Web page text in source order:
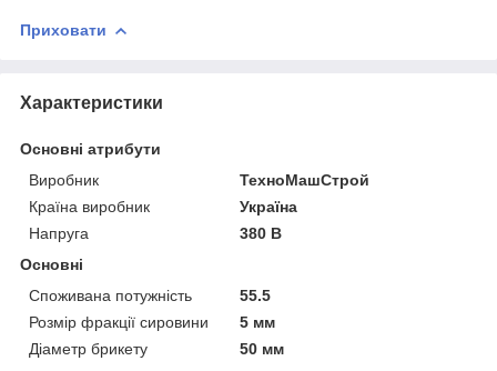
Приховати
Характеристики
Основні атрибути
Виробник
ТехноМашСтрой
Країна виробник
Україна
Напруга
380 В
Основні
Споживана потужність
55.5
Розмір фракції сировини
5 мм
Діаметр брикету
50 мм